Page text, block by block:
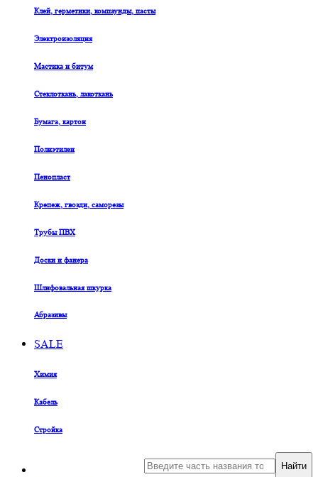
Клей, герметики, компаунды, пасты
Электроизоляция
Мастика и битум
Стеклоткань, лакоткань
Бумага, картон
Полиэтилен
Пенопласт
Крепеж, гвозди, саморезы
Трубы ПВХ
Доски и фанера
Шлифовальная шкурка
Абразивы
SALE
Химия
Кабель
Стройка
Найти